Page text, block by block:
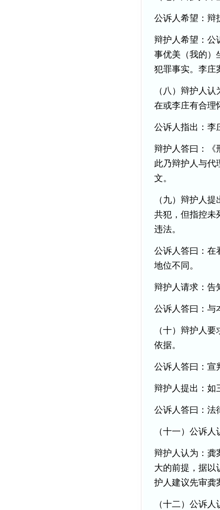
公诉人希望：
辩护人希望：公
事优美（我的）
犯罪事实。李庄
（八）辩护人
在或李庄有合理
公诉人指出：李
辩护人答曰：《
此乃辩护人与代
文。
（九）辩护人
共犯，但指控未
违法。
公诉人答曰：在
地位不同。
辩护人请求：告
公诉人答曰：与
（十）辩护人
依据。
公诉人答曰：宣
辩护人提出：如
公诉人答曰：法
（十一）公诉
辩护人认为：龚
大的前提，据以
护人建议先审龚
（十二）公诉